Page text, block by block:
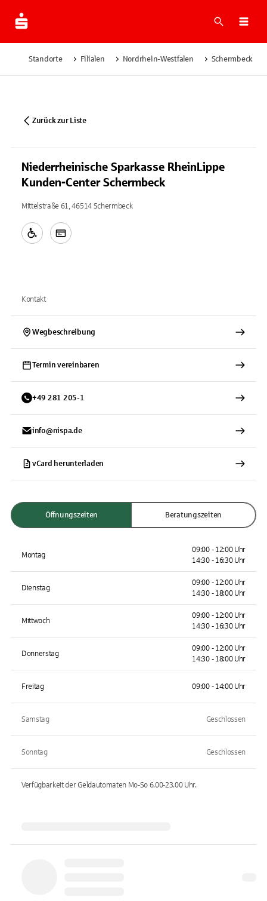
Suche
Standorte Filialen Nordrhein-Westfalen Schermbeck
Zurück zur Liste
Niederrheinische Sparkasse RheinLippe
Kunden-Center Schermbeck
Mittelstraße 61, 46514 Schermbeck
Kontakt
Wegbeschreibung
Termin vereinbaren
+49 281 205-1
info@nispa.de
vCard herunterladen
Öffnungszeiten Beratungszeiten
Montag
09:00 - 12:00 Uhr
14:30 - 16:30 Uhr
Dienstag
09:00 - 12:00 Uhr
14:30 - 18:00 Uhr
Mittwoch
09:00 - 12:00 Uhr
14:30 - 16:30 Uhr
Donnerstag
09:00 - 12:00 Uhr
14:30 - 18:00 Uhr
Freitag 09:00 - 14:00 Uhr
Samstag Geschlossen
Sonntag Geschlossen
Verfügbarkeit der Geldautomaten Mo-So 6.00-23.00Uhr.